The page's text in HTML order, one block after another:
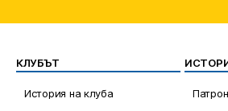
КЛУБЪТ
История на клуба Патрон